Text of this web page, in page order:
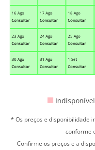
16 Ago
Consultar
17 Ago
Consultar
18 Ago
Consultar
23 Ago
Consultar
24 Ago
Consultar
25 Ago
Consultar
30 Ago
Consultar
31 Ago
Consultar
1 Set
Consultar
Indisponível
* Os preços e disponibilidade
conforme
Confirme os preços e a